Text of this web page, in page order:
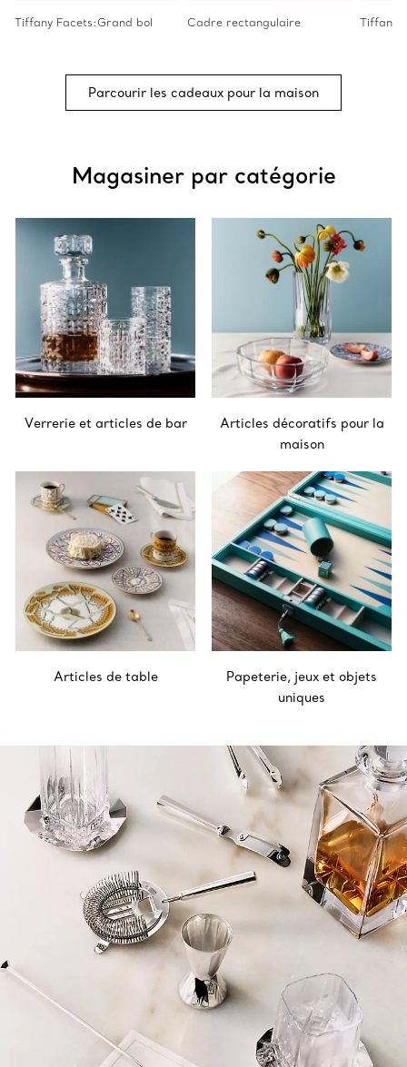
Tiffany Facets:Grand bol Cadre rectangulaire Tiffany
Parcourir les cadeaux pour la maison
Magasiner par catégorie
Verrerie et articles de bar
Articles décoratifs pour la
maison
Articles de table
Papeterie, jeux et objets
uniques